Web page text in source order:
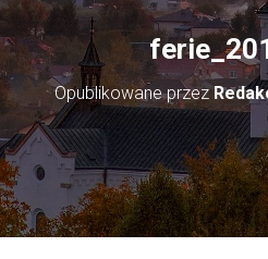
Opublikowane przez